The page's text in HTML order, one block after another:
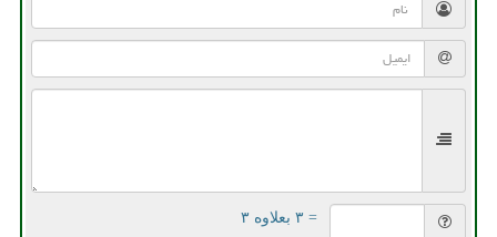
= ۳ بعلاوه ۳